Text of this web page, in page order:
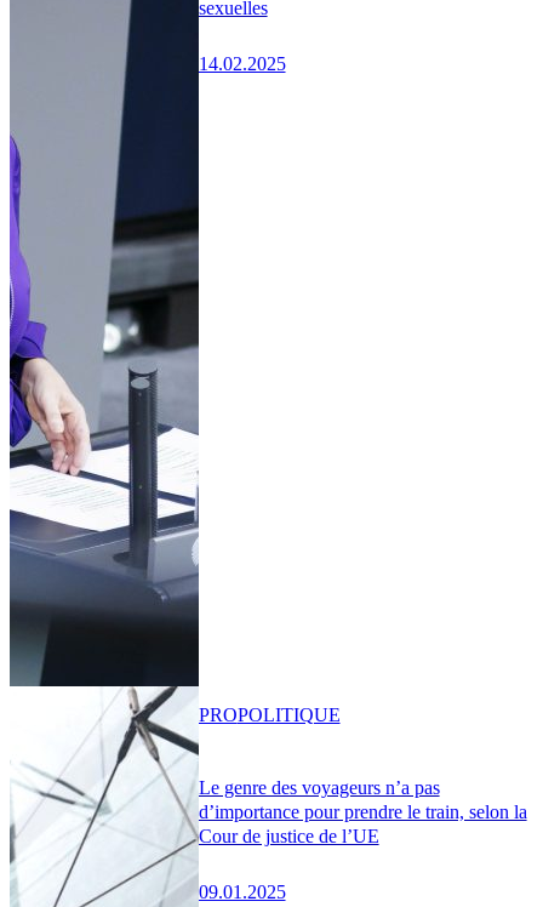
sexuelles
14.02.2025
Le genre des voyageurs n’a pas
d’importance pour prendre le train, selon la
Cour de justice de l’UE
09.01.2025
PROPOLITIQUE